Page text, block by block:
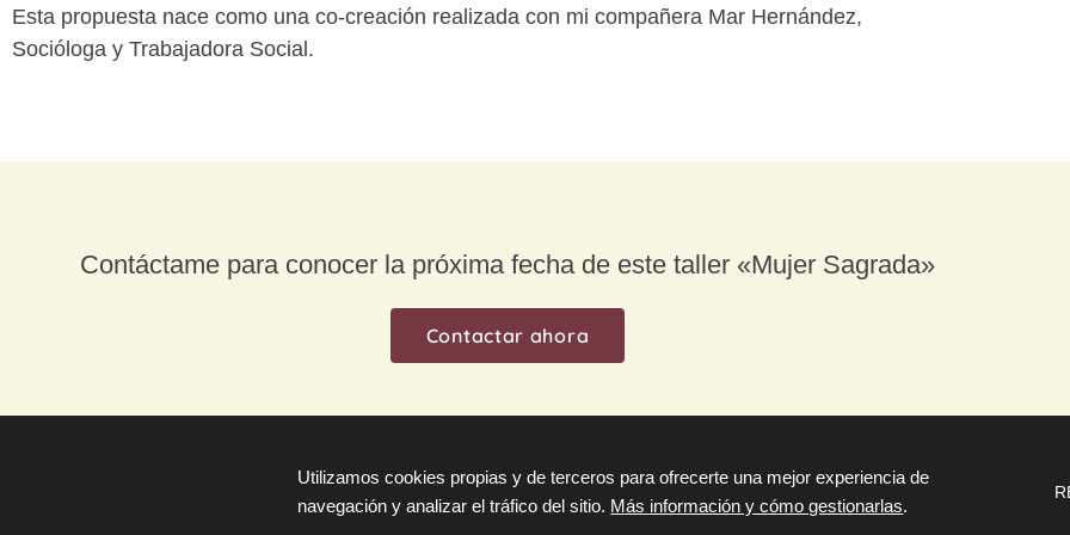
Esta propuesta nace como una co-creación realizada con mi compañera Mar Hernández,
Socióloga y Trabajadora Social.
Contáctame para conocer la próxima fecha de este taller «Mujer Sagrada»
Contactar ahora
Utilizamos cookies propias y de terceros para ofrecerte una mejor experiencia de
navegación y analizar el tráfico del sitio. Más información y cómo gestionarlas.